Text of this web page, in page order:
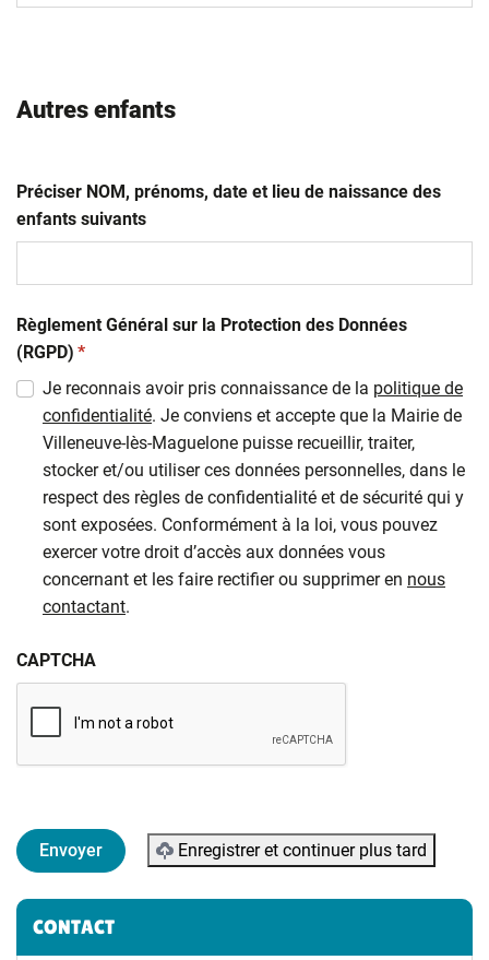
Autres enfants
Préciser NOM, prénoms, date et lieu de naissance des
enfants suivants
Règlement Général sur la Protection des Données
(RGPD) (obligatoire)
*
Je reconnais avoir pris connaissance de la politique de
confidentialité. Je conviens et accepte que la Mairie de
Villeneuve-lès-Maguelone puisse recueillir, traiter,
stocker et/ou utiliser ces données personnelles, dans le
respect des règles de confidentialité et de sécurité qui y
sont exposées. Conformément à la loi, vous pouvez
exercer votre droit d’accès aux données vous
concernant et les faire rectifier ou supprimer en nous
contactant.
CAPTCHA
Enregistrer et continuer plus tard
Informations complémentaires
CONTACT